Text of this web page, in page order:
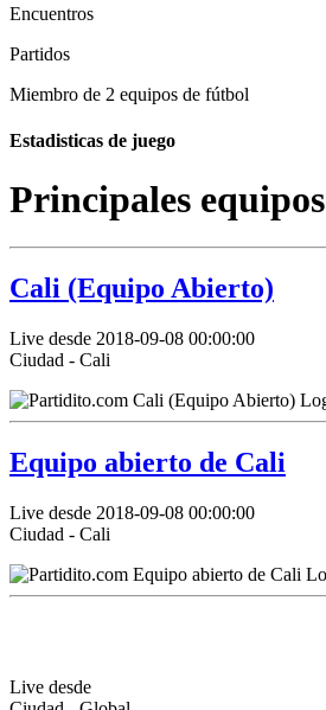
Encuentros
Partidos
Miembro de 2 equipos de fútbol
Estadisticas de juego
Principales equipos
Cali (Equipo Abierto)
Live desde 2018-09-08 00:00:00
Ciudad - Cali
Equipo abierto de Cali
Live desde 2018-09-08 00:00:00
Ciudad - Cali
Live desde